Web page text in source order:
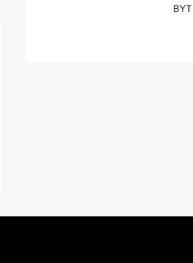
BYT